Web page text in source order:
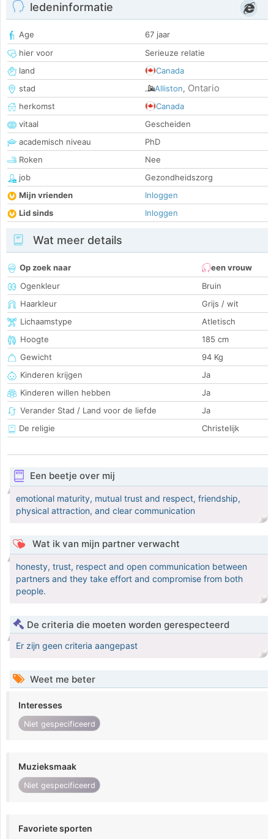
ledeninformatie
Age
67 jaar
hier voor
Serieuze relatie
land
Canada
stad
Alliston, Ontario
herkomst
Canada
vitaal
Gescheiden
academisch niveau
PhD
Roken
Nee
job
Gezondheidszorg
Mijn vrienden
Inloggen
Lid sinds
Inloggen
Wat meer details
Op zoek naar
een vrouw
Ogenkleur
Bruin
Haarkleur
Grijs / wit
Lichaamstype
Atletisch
Hoogte
185 cm
Gewicht
94 Kg
Kinderen krijgen
Ja
Kinderen willen hebben
Ja
Verander Stad / Land voor de liefde
Ja
De religie
Christelijk
Een beetje over mij
emotional maturity, mutual trust and respect, friendship,
physical attraction, and clear communication
Wat ik van mijn partner verwacht
honesty, trust, respect and open communication between
partners and they take effort and compromise from both
people.
De criteria die moeten worden gerespecteerd
Er zijn geen criteria aangepast
Weet me beter
Interesses
Niet gespecificeerd
Muzieksmaak
Niet gespecificeerd
Favoriete sporten